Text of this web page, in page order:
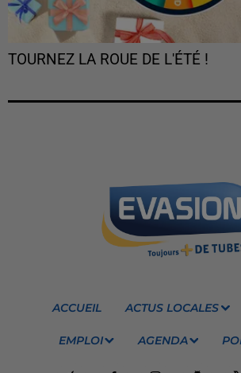
TOURNEZ LA ROUE DE L'ÉTÉ !
ACCUEIL ACTUS LOCALES
EMPLOI AGENDA